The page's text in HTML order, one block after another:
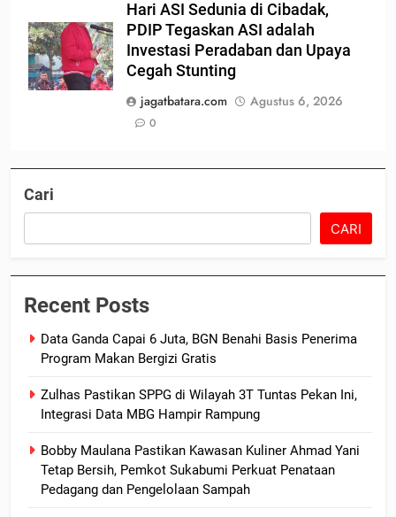
Hari ASI Sedunia di Cibadak,
PDIP Tegaskan ASI adalah
Investasi Peradaban dan Upaya
Cegah Stunting
jagatbatara.com
Agustus 6, 2026
0
Cari
CARI
Recent Posts
Data Ganda Capai 6 Juta, BGN Benahi Basis Penerima
Program Makan Bergizi Gratis
Zulhas Pastikan SPPG di Wilayah 3T Tuntas Pekan Ini,
Integrasi Data MBG Hampir Rampung
Bobby Maulana Pastikan Kawasan Kuliner Ahmad Yani
Tetap Bersih, Pemkot Sukabumi Perkuat Penataan
Pedagang dan Pengelolaan Sampah